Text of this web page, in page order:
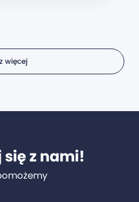
więcej
z nami!